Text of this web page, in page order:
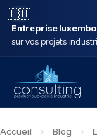
🇱🇺
Entreprise
sur vos projets
Accueil › Blog ›